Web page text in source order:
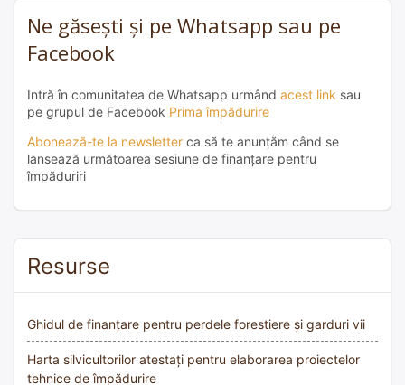
Ne găsești și pe Whatsapp sau pe
Facebook
Intră în comunitatea de Whatsapp urmând acest link sau
pe grupul de Facebook Prima împădurire
Abonează-te la newsletter ca să te anunțăm când se
lansează următoarea sesiune de finanțare pentru
împăduriri
Resurse
Ghidul de finanțare pentru perdele forestiere și garduri vii
Harta silvicultorilor atestați pentru elaborarea proiectelor
tehnice de împădurire